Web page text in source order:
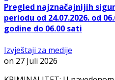
Pregled najznačajnijih
periodu od 24.07.2026. od
godine do 06.00 sati
Izvještaji za medije
on 27 Juli 2026